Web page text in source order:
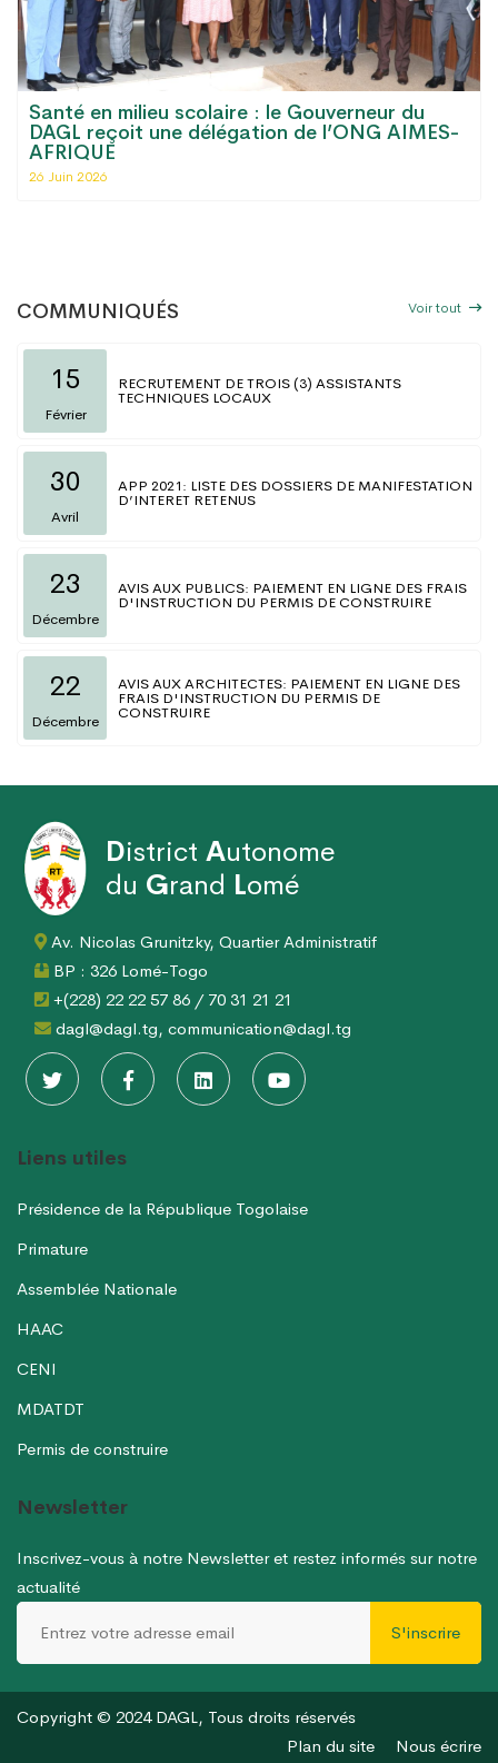
Santé en milieu scolaire : le Gouverneur du
DAGL reçoit une délégation de l’ONG AIMES-
AFRIQUE
26 Juin 2026
COMMUNIQUÉS Voir tout
15
Février
RECRUTEMENT DE TROIS (3) ASSISTANTS
TECHNIQUES LOCAUX
30
Avril
APP 2021: LISTE DES DOSSIERS DE MANIFESTATION
D’INTERET RETENUS
23
Décembre
AVIS AUX PUBLICS: PAIEMENT EN LIGNE DES FRAIS
D'INSTRUCTION DU PERMIS DE CONSTRUIRE
22
Décembre
AVIS AUX ARCHITECTES: PAIEMENT EN LIGNE DES
FRAIS D'INSTRUCTION DU PERMIS DE
CONSTRUIRE
District Autonome
du Grand Lomé
Av. Nicolas Grunitzky, Quartier Administratif
BP : 326 Lomé-Togo
+(228) 22 22 57 86 / 70 31 21 21
dagl@dagl.tg, communication@dagl.tg
Liens utiles
Présidence de la République Togolaise
Primature
Assemblée Nationale
HAAC
CENI
MDATDT
Permis de construire
Newsletter
Inscrivez-vous à notre Newsletter et restez informés sur notre
actualité
S'inscrire
Copyright © 2024 DAGL, Tous droits réservés
Plan du site
Nous écrire